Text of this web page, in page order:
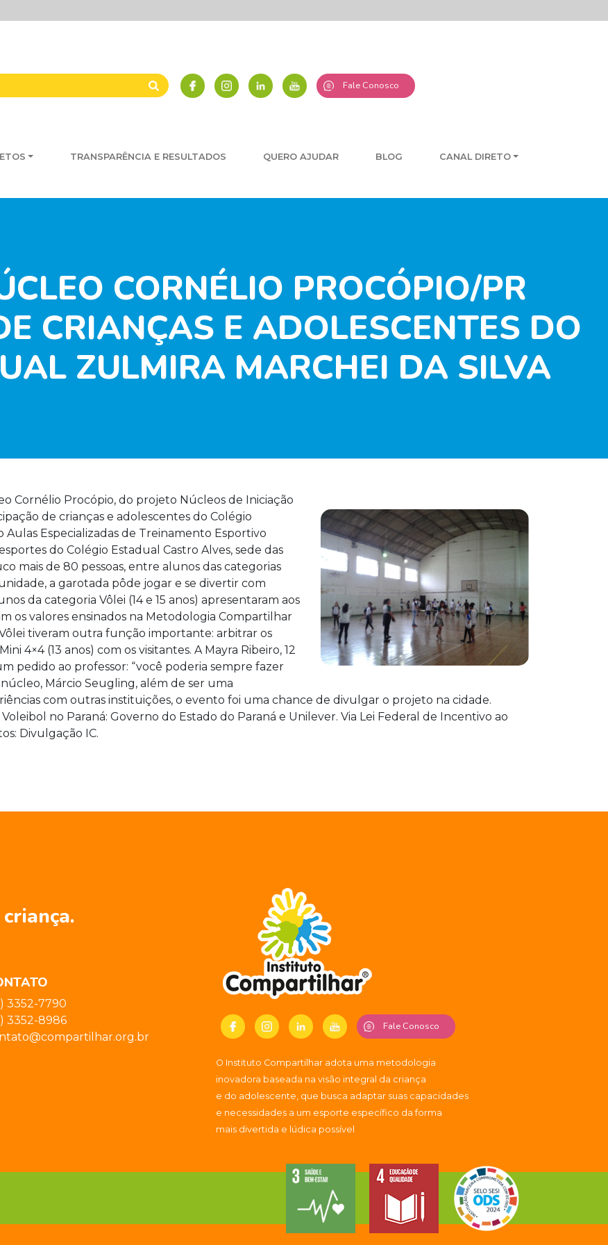
Fale Conosco
TRANSPARÊNCIA E RESULTADOS QUERO AJUDAR BLOG CANAL DIRETO
CORNÉLIO PROCÓPIO/PR
CRIANÇAS E ADOLESCENTES DO
ZULMIRA MARCHEI DA SILVA
Cornélio Procópio, do projeto Núcleos de Iniciação
de crianças e adolescentes do Colégio
Especializadas de Treinamento Esportivo
do Colégio Estadual Castro Alves, sede das
mais de 80 pessoas, entre alunos das categorias
a garotada pôde jogar e se divertir com
da categoria Vôlei (14 e 15 anos) apresentaram aos
os valores ensinados na Metodologia Compartilhar
tiveram outra função importante: arbitrar os
4×4 (13 anos) com os visitantes. A Mayra Ribeiro, 12
pedido ao professor: “você poderia sempre fazer
Márcio Seugling, além de ser uma
com outras instituições, o evento foi uma chance de divulgar o projeto na cidade.
no Paraná: Governo do Estado do Paraná e Unilever. Via Lei Federal de Incentivo ao
Divulgação IC.
3352-7790
3352-8986
Fale Conosco
O Instituto Compartilhar adota uma metodologia
inovadora baseada na visão integral da criança
e do adolescente, que busca adaptar suas capacidades
e necessidades a um esporte específico da forma
mais divertida e lúdica possível